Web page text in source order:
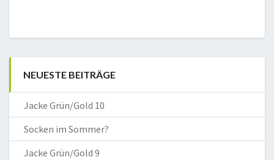
NEUESTE BEITRÄGE
Jacke Grün/Gold 10
Socken im Sommer?
Jacke Grün/Gold 9